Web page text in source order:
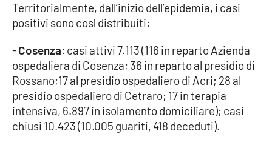
Sport
RUBRICHE
Good Morning Vietnam
Parchi Marini Calabria
Territorialmente, dall’inizio dell’epidemia, i casi
positivi sono così distribuiti:
-Cosenza: casi attivi 7.113 (116 in reparto Azienda
ospedaliera di Cosenza; 36 in reparto al presidio di
Rossano;17 al presidio ospedaliero di Acri; 28 al
presidio ospedaliero di Cetraro; 17 in terapia
intensiva, 6.897 in isolamento domiciliare); casi
chiusi 10.423 (10.005 guariti, 418 deceduti).